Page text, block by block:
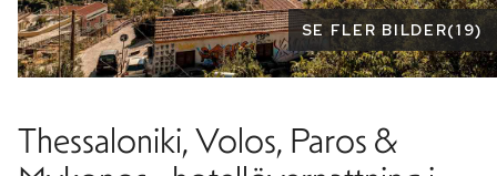
SE FLER BILDER(19)
Thessaloniki, Volos, Paros &